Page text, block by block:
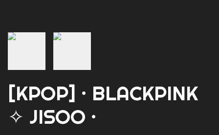
[KPOP] · BLACKPINK
✧ JISOO ·